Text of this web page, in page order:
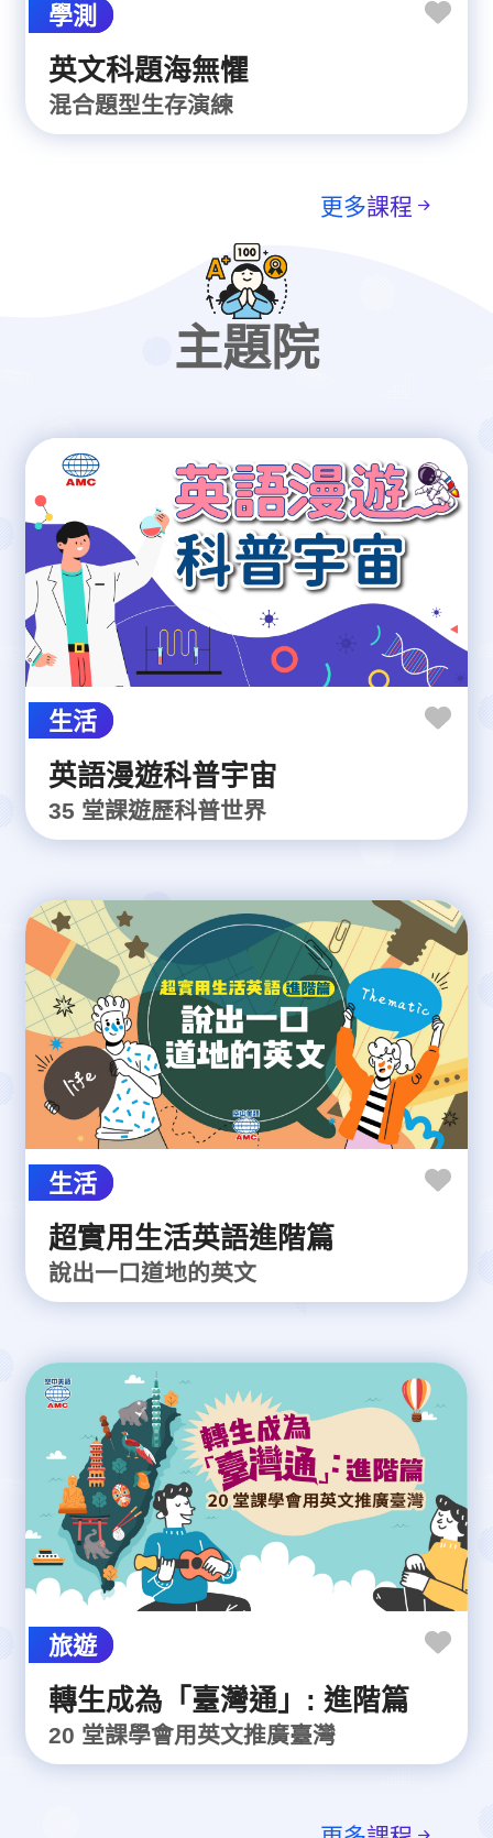
學測
英文科題海無懼
混合題型生存演練
更多課程
主題院
生活
英語漫遊科普宇宙
35 堂課遊歷科普世界
生活
超實用生活英語進階篇
說出一口道地的英文
旅遊
轉生成為「臺灣通」: 進階篇
20 堂課學會用英文推廣臺灣